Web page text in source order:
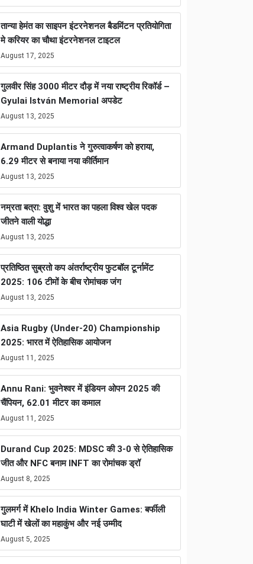
तान्या हेमंत का साइपन इंटरनेशनल बैडमिंटन प्रतियोगिता
मे करियर का चौथा इंटरनेशनल टाइटल
August 17, 2025
गुलवीर सिंह 3000 मीटर दौड़ में नया राष्ट्रीय रिकॉर्ड –
Gyulai István Memorial अपडेट
August 13, 2025
Armand Duplantis ने गुरुत्वाकर्षण को हराया,
6.29 मीटर से बनाया नया कीर्तिमान
August 13, 2025
नम्रता बत्रा: वुशु में भारत का पहला विश्व खेल पदक
जीतने वाली योद्धा
August 13, 2025
प्रतिष्ठित सुब्रतो कप अंतर्राष्ट्रीय फुटबॉल टूर्नामेंट
2025: 106 टीमों के बीच रोमांचक जंग
August 13, 2025
Asia Rugby (Under-20) Championship
2025: भारत में ऐतिहासिक आयोजन
August 11, 2025
Annu Rani: भुवनेश्वर में इंडियन ओपन 2025 की
चैंपियन, 62.01 मीटर का कमाल
August 11, 2025
Durand Cup 2025: MDSC की 3-0 से ऐतिहासिक
जीत और NFC बनाम INFT का रोमांचक ड्रॉ
August 8, 2025
गुलमर्ग में Khelo India Winter Games: बर्फीली
घाटी में खेलों का महाकुंभ और नई उम्मीद
August 5, 2025